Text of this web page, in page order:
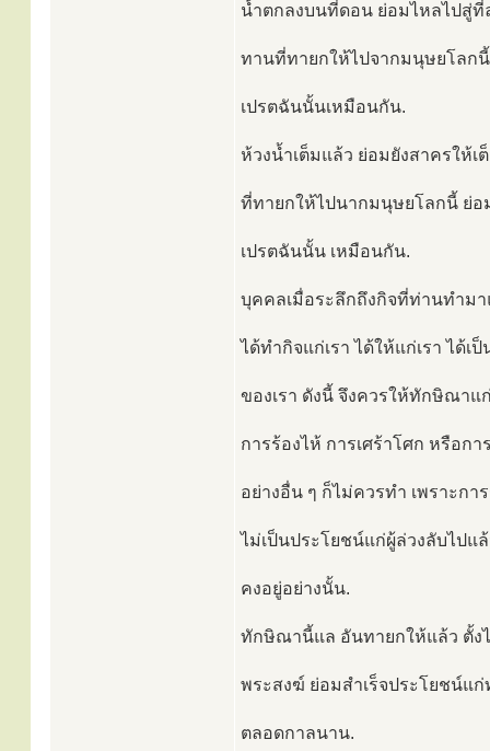
น้ำตกลงบนที่ดอน ย่อมไหลไปสู่ที่
ทานที่ทายกให้ไปจากมนุษยโลกนี้
เปรตฉันนั้นเหมือนกัน.
ห้วงน้ำเต็มแล้ว ย่อมยังสาครให้เ
ที่ทายกให้ไปนากมนุษยโลกนี้ ย่อ
เปรตฉันนั้น เหมือนกัน.
บุคคลเมื่อระลึกถึงกิจที่ท่านทำม
ได้ทำกิจแก่เรา ได้ให้แก่เรา ได้เ
ของเรา ดังนี้ จึงควรให้ทักษิณาแ
การร้องไห้ การเศร้าโศก หรือก
อย่างอื่น ๆ ก็ไม่ควรทำ เพราะกา
ไม่เป็นประโยชน์แก่ผู้ล่วงลับไปแ
คงอยู่อย่างนั้น.
ทักษิณานี้แล อันทายกให้แล้ว ตั้ง
พระสงฆ์ ย่อมสำเร็จประโยชน์แ
ตลอดกาลนาน.